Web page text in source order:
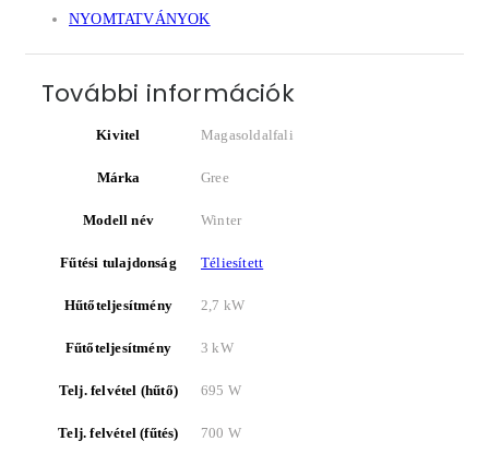
NYOMTATVÁNYOK
További információk
Kivitel Magasoldalfali
Márka Gree
Modell név Winter
Fűtési tulajdonság Téliesített
Hűtőteljesítmény 2,7 kW
Fűtőteljesítmény 3 kW
Telj. felvétel (hűtő) 695 W
Telj. felvétel (fűtés) 700 W